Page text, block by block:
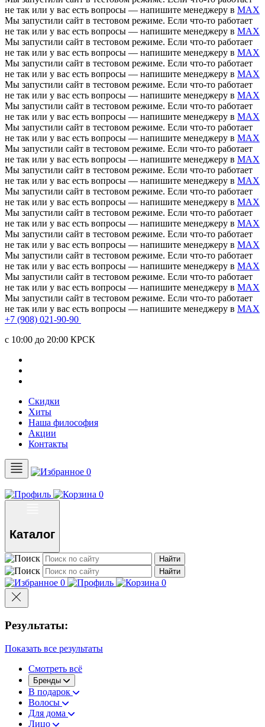
не так или у вас есть вопросы — напишите менеджеру в MAX
Мы запустили сайт в тестовом режиме. Если что-то работает
не так или у вас есть вопросы — напишите менеджеру в MAX
Мы запустили сайт в тестовом режиме. Если что-то работает
не так или у вас есть вопросы — напишите менеджеру в MAX
Мы запустили сайт в тестовом режиме. Если что-то работает
не так или у вас есть вопросы — напишите менеджеру в MAX
Мы запустили сайт в тестовом режиме. Если что-то работает
не так или у вас есть вопросы — напишите менеджеру в MAX
Мы запустили сайт в тестовом режиме. Если что-то работает
не так или у вас есть вопросы — напишите менеджеру в MAX
Мы запустили сайт в тестовом режиме. Если что-то работает
не так или у вас есть вопросы — напишите менеджеру в MAX
Мы запустили сайт в тестовом режиме. Если что-то работает
не так или у вас есть вопросы — напишите менеджеру в MAX
Мы запустили сайт в тестовом режиме. Если что-то работает
не так или у вас есть вопросы — напишите менеджеру в MAX
Мы запустили сайт в тестовом режиме. Если что-то работает
не так или у вас есть вопросы — напишите менеджеру в MAX
Мы запустили сайт в тестовом режиме. Если что-то работает
не так или у вас есть вопросы — напишите менеджеру в MAX
Мы запустили сайт в тестовом режиме. Если что-то работает
не так или у вас есть вопросы — напишите менеджеру в MAX
Мы запустили сайт в тестовом режиме. Если что-то работает
не так или у вас есть вопросы — напишите менеджеру в MAX
Мы запустили сайт в тестовом режиме. Если что-то работает
не так или у вас есть вопросы — напишите менеджеру в MAX
Мы запустили сайт в тестовом режиме. Если что-то работает
не так или у вас есть вопросы — напишите менеджеру в MAX
+7 (908) 021-90-90
c 10:00 до 20:00 КРСК
Скидки
Хиты
Наша философия
Акции
Контакты
0
0
Каталог
Найти
Найти
0 0
Результаты:
Показать все результаты
Смотреть всё
Бренды
В подарок
Волосы
Для дома
Лицо